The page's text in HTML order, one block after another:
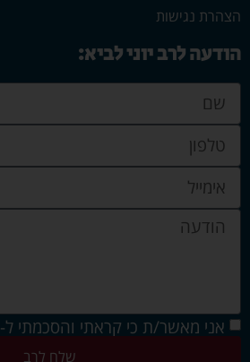
הצהרת נגישות
הודעה לרב יוני לביא:
אני מאשר/ת כי קראתי והסכמתי ל-
שלח לרב